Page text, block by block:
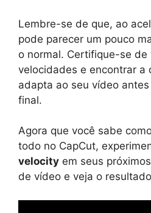
Lembre-se de que, ao
pode parecer um pouco
o normal. Certifique-se
velocidades e encontrar a
adapta ao seu vídeo
final.
Agora que você sabe
todo no CapCut,
velocity em seus
de vídeo e veja o